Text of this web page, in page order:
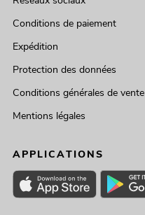
Conditions de paiement
Expédition
Protection des données
Conditions générales de vente
Mentions légales
APPLICATIONS